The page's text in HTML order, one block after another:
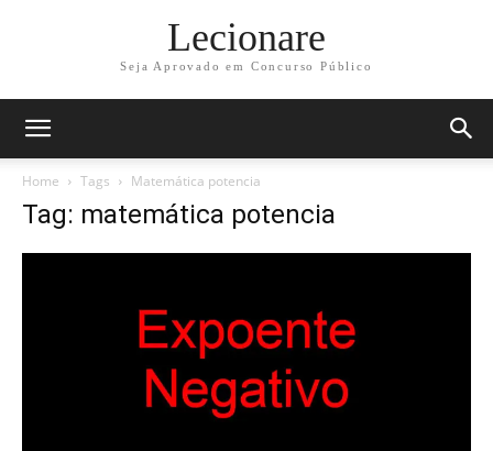
Lecionare
Seja Aprovado em Concurso Público
Home Tags Matemática potencia
Tag: matemática potencia